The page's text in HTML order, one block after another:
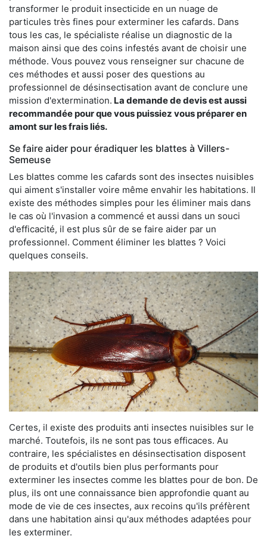
transformer le produit insecticide en un nuage de
particules très fines pour exterminer les cafards. Dans
tous les cas, le spécialiste réalise un diagnostic de la
maison ainsi que des coins infestés avant de choisir une
méthode. Vous pouvez vous renseigner sur chacune de
ces méthodes et aussi poser des questions au
professionnel de désinsectisation avant de conclure une
mission d'extermination. La demande de devis est aussi
recommandée pour que vous puissiez vous préparer en
amont sur les frais liés.
Se faire aider pour éradiquer les blattes à Villers-
Semeuse
Les blattes comme les cafards sont des insectes nuisibles
qui aiment s'installer voire même envahir les habitations. Il
existe des méthodes simples pour les éliminer mais dans
le cas où l'invasion a commencé et aussi dans un souci
d'efficacité, il est plus sûr de se faire aider par un
professionnel. Comment éliminer les blattes ? Voici
quelques conseils.
Certes, il existe des produits anti insectes nuisibles sur le
marché. Toutefois, ils ne sont pas tous efficaces. Au
contraire, les spécialistes en désinsectisation disposent
de produits et d'outils bien plus performants pour
exterminer les insectes comme les blattes pour de bon. De
plus, ils ont une connaissance bien approfondie quant au
mode de vie de ces insectes, aux recoins qu'ils préfèrent
dans une habitation ainsi qu'aux méthodes adaptées pour
les exterminer.